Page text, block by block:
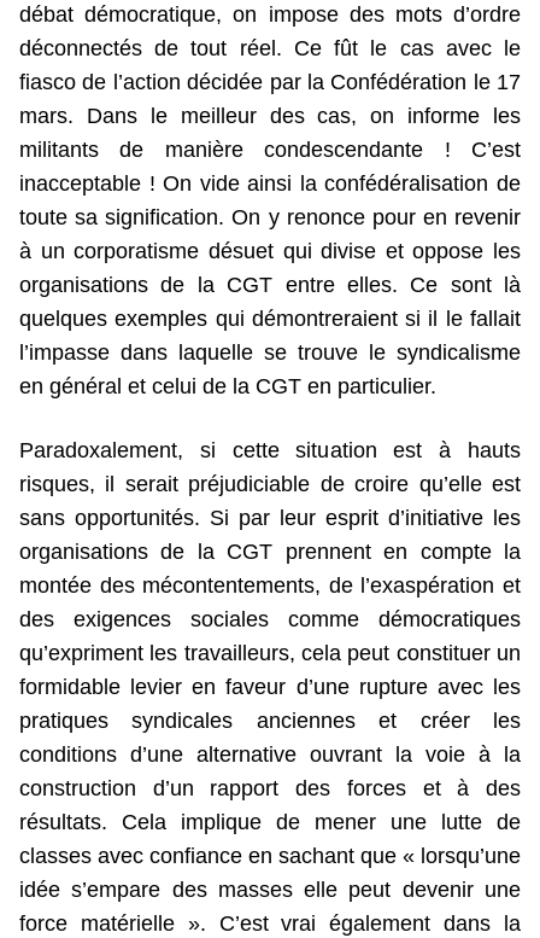
débat démocratique, on impose des mots d’ordre
déconnectés de tout réel. Ce fût le cas avec le
fiasco de l’action décidée par la Confédération le 17
mars. Dans le meilleur des cas, on informe les
militants de manière condescendante ! C’est
inacceptable ! On vide ainsi la confédéralisation de
toute sa signification. On y renonce pour en revenir
à un corporatisme désuet qui divise et oppose les
organisations de la CGT entre elles. Ce sont là
quelques exemples qui démontreraient si il le fallait
l’impasse dans laquelle se trouve le syndicalisme
en général et celui de la CGT en particulier.
Paradoxalement, si cette situation est à hauts
risques, il serait préjudiciable de croire qu’elle est
sans opportunités. Si par leur esprit d’initiative les
organisations de la CGT prennent en compte la
montée des mécontentements, de l’exaspération et
des exigences sociales comme démocratiques
qu’expriment les travailleurs, cela peut constituer un
formidable levier en faveur d’une rupture avec les
pratiques syndicales anciennes et créer les
conditions d’une alternative ouvrant la voie à la
construction d’un rapport des forces et à des
résultats. Cela implique de mener une lutte de
classes avec confiance en sachant que « lorsqu’une
idée s’empare des masses elle peut devenir une
force matérielle ». C’est vrai également dans la